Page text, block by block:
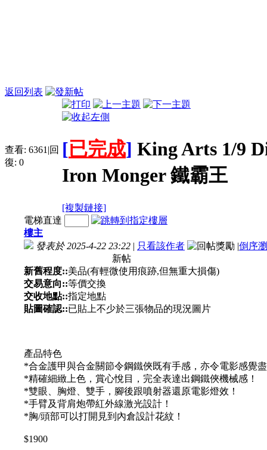
返回列表
查看: 6361 |回
復: 0
[已完成] King Arts 1/9
Iron Monger 鐵霸王
[複製鏈接]
電梯直達
樓主
發表於 2025-4-22 23:22 | 只看該作者 |倒序
新帖
新舊程度::美品(有輕微使用痕跡,但無重大損傷)
交易意向::等價交換
交收地點::指定地點
貼圖確認::已貼上不少於三張物品的現況圖片
產品特色
*合金護甲與合金關節令鋼鐵俠既有手感，亦令電影感覺
*精確細緻上色，賞心悅目，完全表達出鋼鐵俠機械感！
*雙眼、胸燈、雙手，腳後跟噴射器還原電影燈效！
*手臂及背肩炮帶紅外線激光設計！
*胸/頭部可以打開見到內倉設計花紋！
$1900